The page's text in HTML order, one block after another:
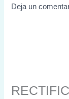
Deja un